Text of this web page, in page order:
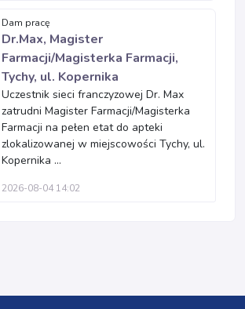
Dam pracę
Dr.Max, Magister
Farmacji/Magisterka Farmacji,
Tychy, ul. Kopernika
Uczestnik sieci franczyzowej Dr. Max
zatrudni Magister Farmacji/Magisterka
Farmacji na pełen etat do apteki
zlokalizowanej w miejscowości Tychy, ul.
Kopernika ...
2026-08-04 14:02